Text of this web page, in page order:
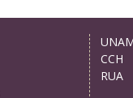
CCH
RUA